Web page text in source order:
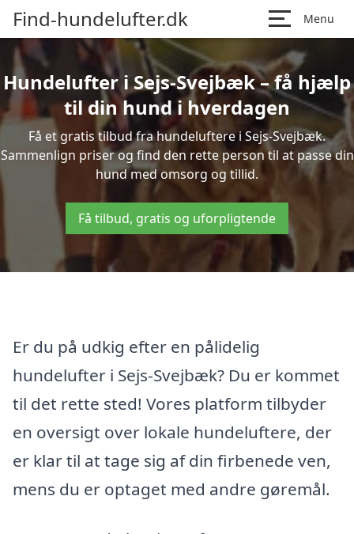
Find-hundelufter.dk Menu
Hundelufter i Sejs-Svejbæk – få hjælp
til din hund i hverdagen
Få et gratis tilbud fra hundeluftere i Sejs-Svejbæk.
Sammenlign priser og find den rette person til at passe din
hund med omsorg og tillid.
Få tilbud, gratis og uforpligtende
Er du på udkig efter en pålidelig
hundelufter i Sejs-Svejbæk? Du er kommet
til det rette sted! Vores platform tilbyder
en oversigt over lokale hundeluftere, der
er klar til at tage sig af din firbenede ven,
mens du er optaget med andre gøremål.